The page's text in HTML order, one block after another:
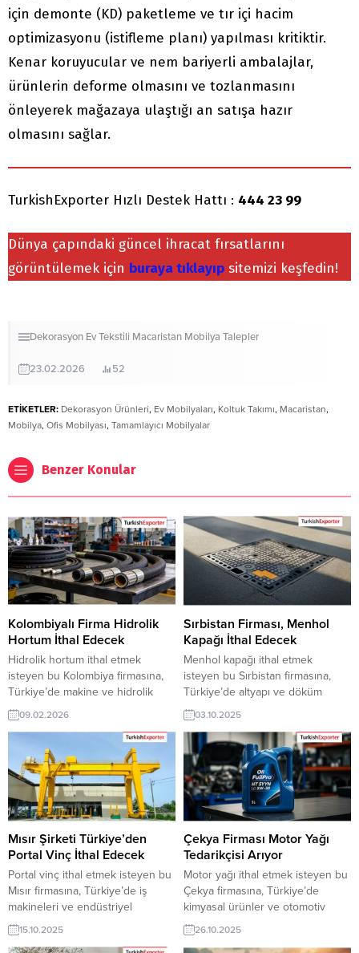
için demonte (KD) paketleme ve tır içi hacim
optimizasyonu (istifleme planı) yapılması kritiktir.
Kenar koruyucular ve nem bariyerli ambalajlar,
ürünlerin deforme olmasını ve tozlanmasını
önleyerek mağazaya ulaştığı an satışa hazır
olmasını sağlar.
TurkishExporter Hızlı Destek Hattı : 444 23 99
Dünya çapındaki güncel ihracat fırsatlarını
görüntülemek için buraya tıklayıp sitemizi keşfedin!
Dekorasyon Ev Tekstili Macaristan Mobilya Talepler
23.02.2026 52
ETİKETLER: Dekorasyon Ürünleri, Ev Mobilyaları, Koltuk Takımı, Macaristan,
Mobilya, Ofis Mobilyası, Tamamlayıcı Mobilyalar
Benzer Konular
Kolombiyalı Firma Hidrolik
Hortum İthal Edecek
Hidrolik hortum ithal etmek
isteyen bu Kolombiya firmasına,
Türkiye’de makine ve hidrolik
sistemler sanayi ile hortum
üreticisi veya tedarikçisi olan
ihracatçı firmalar teklif sunabilirler.
Yeni bir ihracat pazarı fırsatı olan
bu alım ilanının iletişim bilgilerine
TurkishExporter VIP üyeleri ile TE
üyelik kredisi sahibi ihracat
şirketleri erişebilmektedir. ➤ Bu
ithalat alım...
09.02.2026
Sırbistan Firması, Menhol
Kapağı İthal Edecek
Menhol kapağı ithal etmek
isteyen bu Sırbistan firmasına,
Türkiye’de altyapı ve döküm
ürünleri ile menhol kapağı
üreticisi veya tedarikçisi olan
ihracatçı firmalar teklif sunabilirler.
Yeni bir ihracat pazarı fırsatı olan
bu alım ilanının iletişim bilgilerine
TurkishExporter VIP üyeleri ile TE
üyelik kredisi sahibi ihracat
şirketleri erişebilmektedir. ➤ Bu
ithalat alım talebinin...
03.10.2025
Mısır Şirketi Türkiye’den
Portal Vinç İthal Edecek
Portal vinç ithal etmek isteyen bu
Mısır firmasına, Türkiye’de iş
makineleri ve endüstriyel
ekipmanlar ile vinç üreticisi veya
tedarikçisi olan ihracatçı firmalar
15.10.2025
Çekya Firması Motor Yağı
Tedarikçisi Arıyor
Motor yağı ithal etmek isteyen bu
Çekya firmasına, Türkiye’de
kimyasal ürünler ve otomotiv
yağları ile motor yağı üreticisi
veya tedarikçisi olan ihracatçı
26.10.2025